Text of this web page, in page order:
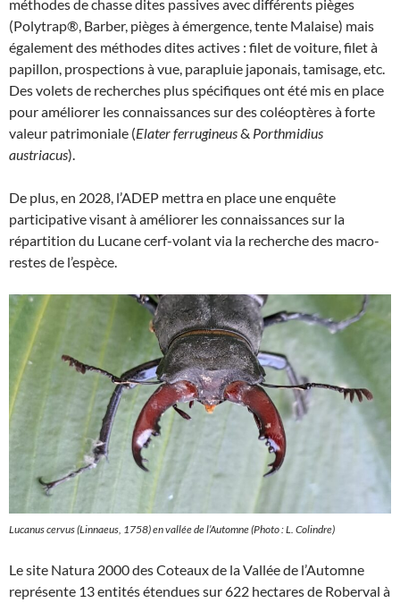
méthodes de chasse dites passives avec différents pièges
(Polytrap®, Barber, pièges à émergence, tente Malaise) mais
également des méthodes dites actives : filet de voiture, filet à
papillon, prospections à vue, parapluie japonais, tamisage, etc.
Des volets de recherches plus spécifiques ont été mis en place
pour améliorer les connaissances sur des coléoptères à forte
valeur patrimoniale (Elater ferrugineus& Porthmidius
austriacus).
De plus, en 2028, l’ADEP mettra en place une enquête
participative visant à améliorer les connaissances sur la
répartition du Lucane cerf-volant via la recherche des macro-
restes de l’espèce.
Lucanus cervus (Linnaeus, 1758) en vallée de l’Automne (Photo : L. Colindre)
Le site Natura 2000 des Coteaux de la Vallée de l’Automne
représente 13 entités étendues sur 622 hectares de Roberval à